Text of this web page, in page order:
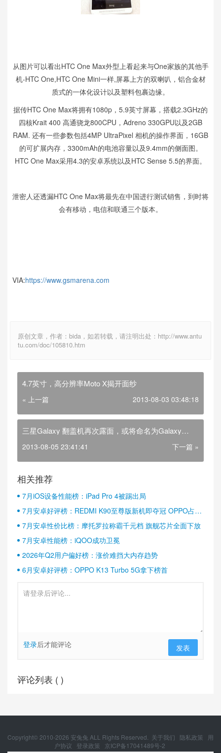
从图片可以看出HTC One Max外型上看起来与One家族的其他手
机-HTC One,HTC One Mini一样,屏幕上方的双喇叭，铝合金材
质式的一体化设计以及塑料包裹边缘。
据传HTC One Max将拥有1080p，5.9英寸屏幕，搭载2.3GHz的
四核Krait 400 高通骁龙800CPU，Adreno 330GPU以及2GB
RAM. 还有一些参数包括4MP UltraPixel 相机的操作界面，16GB
的可扩展内存，3300mAh的电池容量以及9.4mm的侧面图。
HTC One Max采用4.3的安卓系统以及HTC Sense 5.5的界面。
泄密人还透漏HTC One Max将最先在中国进行测试销售，到时将
会有移动，电信和联通三个版本。
VIA:https://www.gsmarena.com
原创文章，作者：bida，如若转载，请注明出处：http://www.antu
tu.com/doc/105810.htm
4.7英寸，高分辨率Moto X揭开面纱
« 上一篇 2013-08-03 03:48:18
三星Galaxy 翻盖机再次露面，或将命名为Galaxy
2013-08-05 23:41:41 下一篇 »
相关推荐
7月iOS设备性能榜：iPad Pro 4被踢出局
7月安卓好评榜：REDMI K90至尊版新机即夺冠 OPPO占据
半壁江山
7月安卓性价比榜：摩托罗拉称霸千元档 旗舰芯片全面下放
7月安卓性能榜：iQOO成功卫冕
2026年Q2用户偏好榜：涨价难挡大内存趋势
6月安卓好评榜：OPPO K13 Turbo 5G拿下榜首
登录后才能评论 发表
评论列表 ( )
Copyright© 2010-2026 安兔兔 ALL Rights Reserved. 关于我们 隐私政策
用
户协议
登录政策 京ICP备17041489号-2